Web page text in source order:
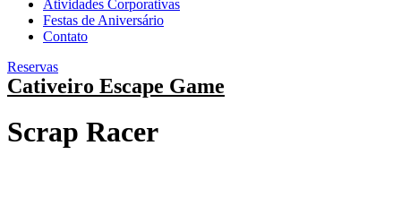
Atividades Corporativas
Festas de Aniversário
Contato
Reservas
Cativeiro Escape Game
Scrap Racer